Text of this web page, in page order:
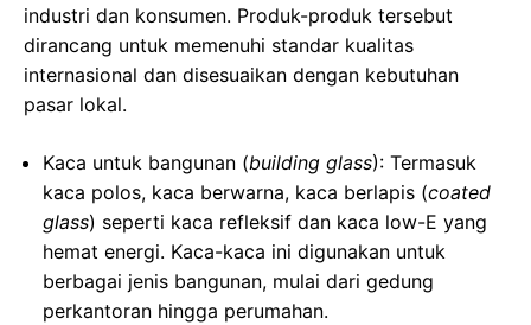
industri dan konsumen. Produk-produk tersebut
dirancang untuk memenuhi standar kualitas
internasional dan disesuaikan dengan kebutuhan
pasar lokal.
Kaca untuk bangunan (building glass): Termasuk
kaca polos, kaca berwarna, kaca berlapis (coated
glass) seperti kaca refleksif dan kaca low-E yang
hemat energi. Kaca-kaca ini digunakan untuk
berbagai jenis bangunan, mulai dari gedung
perkantoran hingga perumahan.